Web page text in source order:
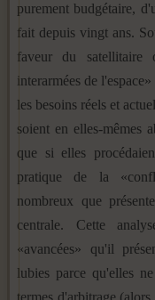
purement budgétaire,
fait depuis vingt ans.
faveur du satellitaire
interarmées de
les besoins réels et
soient en elles-mêmes
que si elles
pratique de la
nombreux que
centrale. Cette
«avancées» qu'il
lubies parce qu'elles
termes d'arbitrage